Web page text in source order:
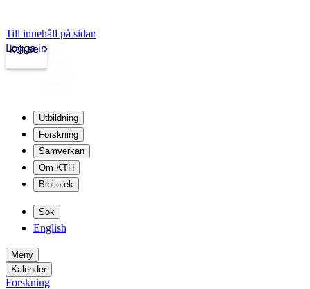
Till innehåll på sidan
kth.se
Logga in
Utbildning
Forskning
Samverkan
Om KTH
Bibliotek
Sök
English
Meny
Kalender
Forskning